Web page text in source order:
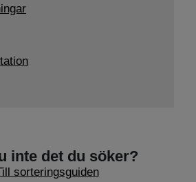
inte det du söker?
sorteringsguiden